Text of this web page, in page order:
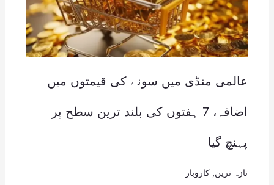
عالمی منڈی میں سونے کی قیمتوں میں
اضافہ، 7 ہفتوں کی بلند ترین سطح پر
پہنچ گیا
تازہ ترین کاروبار